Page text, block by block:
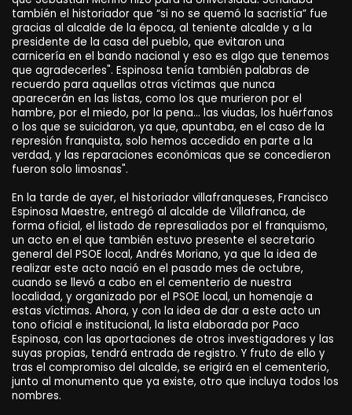
también el historiador que “si no se quemó la sacristía” fue
gracias al alcalde de la época, al teniente alcalde y a la
presidente de la casa del pueblo, que evitaron una
carnicería en el bando nacional y eso es algo que tenemos
que agradecerles". Espinosa tenía también palabras de
recuerdo para aquellas otras víctimas que nunca
aparecerán en las listas, como los que murieron por el
hambre, por el miedo, por la pena… las viudas, los huérfanos
o los que se suicidaron, ya que, apuntaba, en el caso de la
represión franquista, solo hemos accedido en parte a la
verdad, y las reparaciones económicas que se concedieron
fueron solo limosnas".
En la tarde de ayer, el historiador villafranqueses, Francisco
Espinosa Maestre, entregó al alcalde de Villafranca, de
forma oficial, el listado de represaliados por el franquismo,
un acto en el que también estuvo presente el secretario
general del PSOE local, Andrés Moriano, ya que la idea de
realizar este acto nació en el pasado mes de octubre,
cuando se llevó a cabo en el cementerio de nuestra
localidad, y organizado por el PSOE local, un homenaje a
estas víctimas. Ahora, y con la idea de dar a este acto un
tono oficial e institucional, la lista elaborada por Paco
Espinosa, con las aportaciones de otros investigadores y las
suyas propias, tendrá entrada de registro. Y fruto de ello y
tras el compromiso del alcalde, se erigirá en el cementerio,
junto al monumento que ya existe, otro que incluya todos los
nombres.